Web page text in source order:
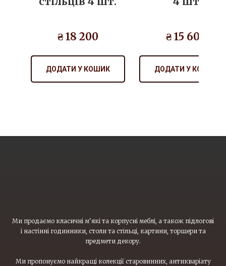
₴ 18 200
ДОДАТИ У КОШИК
₴ 15 600
ДОДАТИ У КОШИК
Ми продаємо класичні м'які та корпусні меблі, а також підлогові
і настінні годинники, столи та стільці, картини, торшери та
предмети декору.
Ми пропонуємо найкращі колекції старовинних, антикваріату